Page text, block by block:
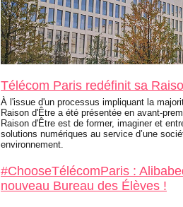
Télécom Paris redéfinit sa
À l'issue d'un processus impliquant la
Raison d'Être a été présentée en avant-
Raison d'Être est de former, imaginer et
solutions numériques au service d’une
environnement.
#ChooseTélécomParis :
nouveau Bureau des Élèves !